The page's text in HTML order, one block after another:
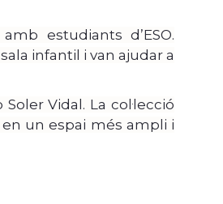
amb estudiants d’ESO.
infantil i van ajudar a
Vidal. La col·lecció
un espai més ampli i